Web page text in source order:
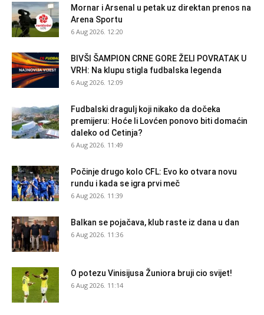
Mornar i Arsenal u petak uz direktan prenos na
Arena Sportu
6 Aug 2026. 12:20
BIVŠI ŠAMPION CRNE GORE ŽELI POVRATAK U
VRH: Na klupu stigla fudbalska legenda
6 Aug 2026. 12:09
Fudbalski dragulj koji nikako da dočeka
premijeru: Hoće li Lovćen ponovo biti domaćin
daleko od Cetinja?
6 Aug 2026. 11:49
Počinje drugo kolo CFL: Evo ko otvara novu
rundu i kada se igra prvi meč
6 Aug 2026. 11:39
Balkan se pojačava, klub raste iz dana u dan
6 Aug 2026. 11:36
O potezu Vinisijusa Žuniora bruji cio svijet!
6 Aug 2026. 11:14